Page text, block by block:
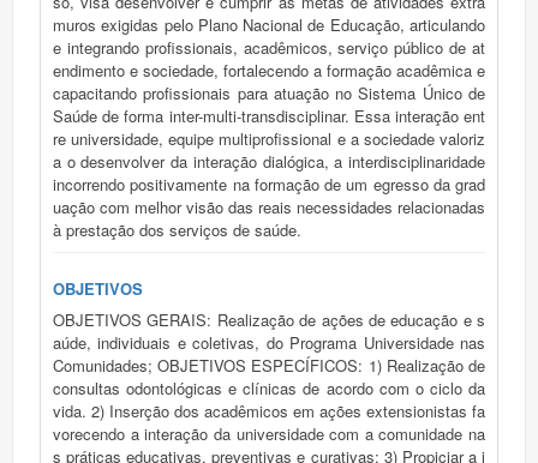
muros exigidas pelo Plano Nacional de Educação, articulando
e integrando profissionais, acadêmicos, serviço público de at
endimento e sociedade, fortalecendo a formação acadêmica e
capacitando profissionais para atuação no Sistema Único de
Saúde de forma inter-multi-transdisciplinar. Essa interação ent
re universidade, equipe multiprofissional e a sociedade valoriz
a o desenvolver da interação dialógica, a interdisciplinaridade
incorrendo positivamente na formação de um egresso da grad
uação com melhor visão das reais necessidades relacionadas
à prestação dos serviços de saúde.
OBJETIVOS
OBJETIVOS GERAIS: Realização de ações de educação e s
aúde, individuais e coletivas, do Programa Universidade nas
Comunidades; OBJETIVOS ESPECÍFICOS: 1) Realização de
consultas odontológicas e clínicas de acordo com o ciclo da
vida. 2) Inserção dos acadêmicos em ações extensionistas fa
vorecendo a interação da universidade com a comunidade na
s práticas educativas, preventivas e curativas; 3) Propiciar a i